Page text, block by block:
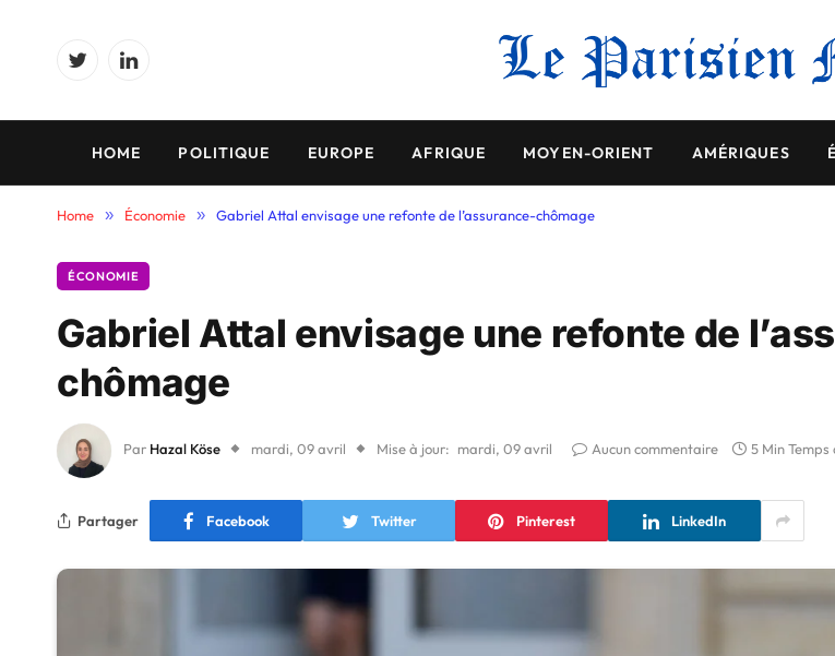
TwitterLinkedIn
HOME POLITIQUE EUROPE AFRIQUE MOYEN-ORIENT AMÉRIQUES
Home » Économie » Gabriel Attal envisage une refonte de l’assurance-chômage
ÉCONOMIE
Gabriel Attal envisage une refonte de
chômage
Par Hazal Köse mardi, 09 avril Mise à jour: mardi, 09 avril Aucun commentaire 5 Min
Partager Facebook Twitter Pinterest LinkedIn